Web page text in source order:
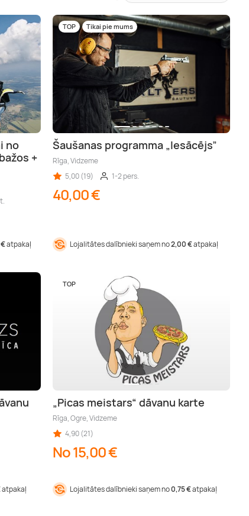
no
+
atpakaļ
TOP Tikai pie mums
Šaušanas programma „Iesācējs”
Rīga, Vidzeme
5,00 (19)
1-2 pers.
40,00 €
Lojalitātes dalībnieki saņem no2,00 €atpakaļ
atpakaļ
TOP
„Picas meistars“ dāvanu karte
Rīga, Ogre, Vidzeme
4,90 (21)
No 15,00 €
Lojalitātes dalībnieki saņem no0,75 €atpakaļ